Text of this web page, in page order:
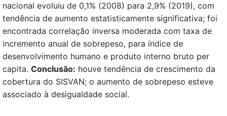
nacional evoluiu de 0,1% (2008) para 2,9% (2019), com
tendência de aumento estatisticamente significativa; foi
encontrada correlação inversa moderada com taxa de
incremento anual de sobrepeso, para índice de
desenvolvimento humano e produto interno bruto per
capita. Conclusão: houve tendência de crescimento da
cobertura do SISVAN; o aumento de sobrepeso esteve
associado à desigualdade social.